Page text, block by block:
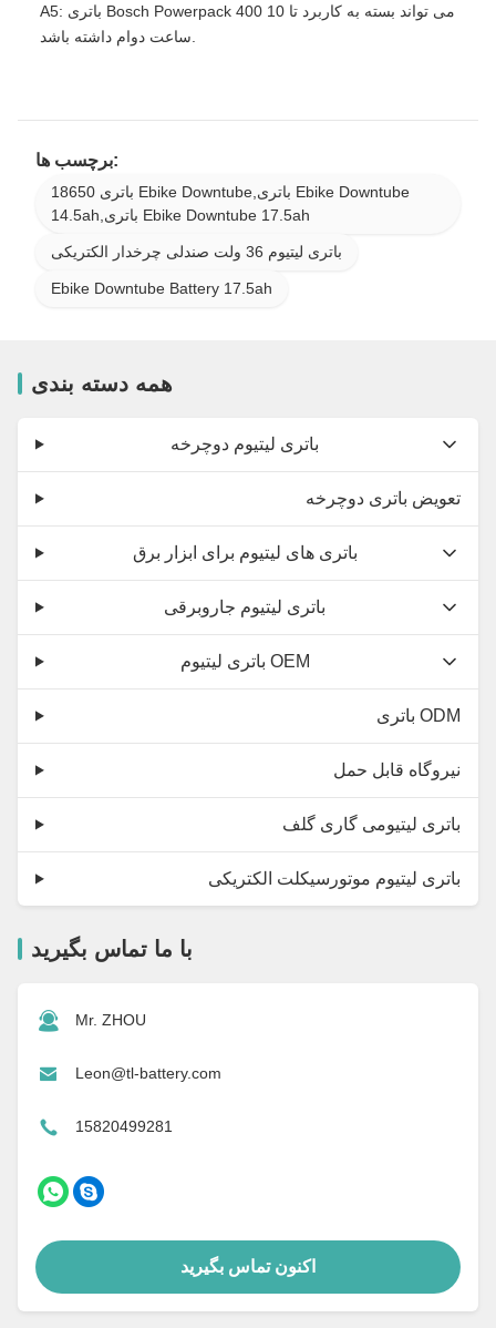
A5: باتری Bosch Powerpack 400 می تواند بسته به کاربرد تا 10
برچسب ها:
18650 باتری Ebike Downtube,باتری Ebike Downtube
14.5ah,باتری Ebike Downtube 17.5ah
باتری لیتیوم 36 ولت صندلی چرخدار الکتریکی
Ebike Downtube Battery 17.5ah
همه دسته بندی
باتری لیتیوم دوچرخه
تعویض باتری دوچرخه
باتری های لیتیوم برای ابزار برق
باتری لیتیوم جاروبرقی
باتری لیتیوم OEM
باتری ODM
نیروگاه قابل حمل
باتری لیتیومی گاری گلف
باتری لیتیوم موتورسیکلت الکتریکی
با ما تماس بگیرید
Mr. ZHOU
Leon@tl-battery.com
15820499281
اکنون تماس بگیرید